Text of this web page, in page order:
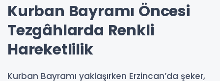
Kurban Bayramı Öncesi
Tezgâhlarda Renkli
Hareketlilik
Kurban Bayramı yaklaşırken Erzincan’da şeker,